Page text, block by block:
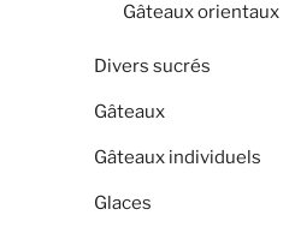
Gâteaux orientaux
Divers sucrés
Gâteaux
Gâteaux individuels
Glaces